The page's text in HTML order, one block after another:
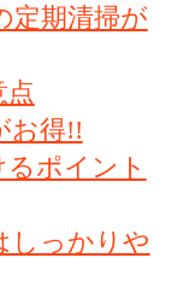
定期清掃が
点
お得!!
ポイント
しっかりや